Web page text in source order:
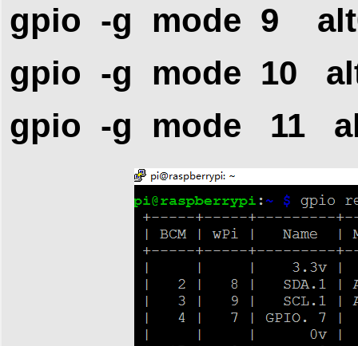
gpio -g mode 9
gpio -g mode 10
gpio -g mode 11